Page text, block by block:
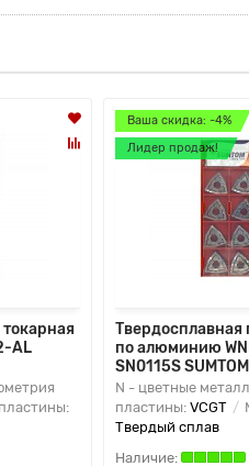
AL
Ваша скидка: -4%
Лидер продаж!
Твердосплавная
по алюминию
SN0115S SUMTOM
N - цветные
пластины: VCGT
Твердый сплав